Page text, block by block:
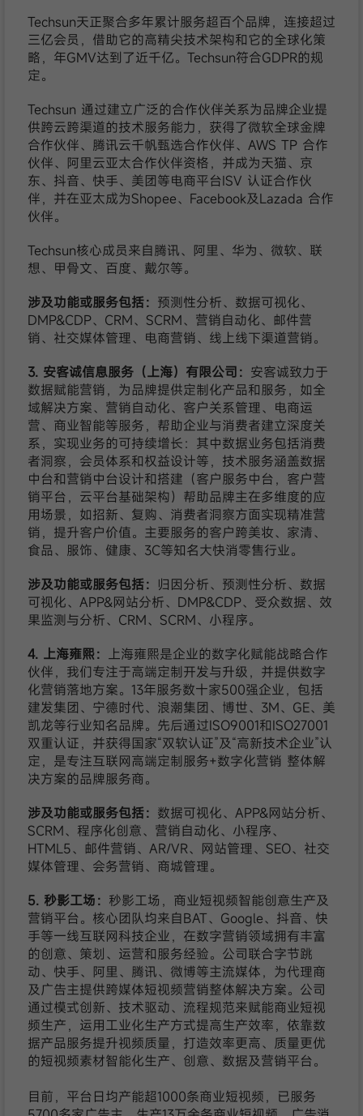
Techsun天正聚合多年累计服务超百个品牌，连接超过
三亿会员，借助它的高精尖技术架构和它的全球化策
略，年GMV达到了近千亿。Techsun符合GDPR的规
定。
Techsun 通过建立广泛的合作伙伴关系为品牌企业提
供跨云跨渠道的技术服务能力，获得了微软全球金牌
合作伙伴、腾讯云千帆甄选合作伙伴、AWS TP 合作
伙伴、阿里云亚太合作伙伴资格，并成为天猫、京
东、抖音、快手、美团等电商平台ISV 认证合作伙
伴，并在亚太成为Shopee、Facebook及Lazada 合作
伙伴。
Techsun核心成员来自腾讯、阿里、华为、微软、联
想、甲骨文、百度、戴尔等。
涉及功能或服务包括： 预测性分析、数据可视化、
DMP&CDP、CRM、SCRM、营销自动化、邮件营
销、社交媒体管理、电商营销、线上线下渠道营销。
3. 安客诚信息服务（上海）有限公司： 安客诚致力于
数据赋能营销，为品牌提供定制化产品和服务，如全
域解决方案、营销自动化、客户关系管理、电商运
营、商业智能等服务，帮助企业与消费者建立深度关
系，实现业务的可持续增长：其中数据业务包括消费
者洞察，会员体系和权益设计等，技术服务涵盖数据
中台和营销中台设计和搭建（客户服务中台，客户营
销平台，云平台基础架构）帮助品牌主在多维度的应
用场景，如招新、复购、消费者洞察方面实现精准营
销，提升客户价值。主要服务的客户跨美妆、家清、
食品、服饰、健康、3C等知名大快消零售行业。
涉及功能或服务包括： 归因分析、预测性分析、数据
可视化、APP&网站分析、DMP&CDP、受众数据、效
果监测与分析、CRM、SCRM、小程序。
4. 上海雍熙： 上海雍熙是企业的数字化赋能战略合作
伙伴，我们专注于高端定制开发与升级，并提供数字
化营销落地方案。13年服务数十家500强企业，包括
建发集团、宁德时代、浪潮集团、博世、3M、GE、美
凯龙等行业知名品牌。先后通过ISO9001和ISO27001
双重认证，并获得国家“双软认证”及“高新技术企业”认
定，是专注互联网高端定制服务+数字化营销 整体解
决方案的品牌服务商。
涉及功能或服务包括： 数据可视化、APP&网站分析、
SCRM、程序化创意、营销自动化、小程序、
HTML5、邮件营销、AR/VR、网站管理、SEO、社交
媒体管理、会务营销、商城管理。
5. 秒影工场： 秒影工场，商业短视频智能创意生产及
营销平台。核心团队均来自BAT、Google、抖音、快
手等一线互联网科技企业，在数字营销领域拥有丰富
的创意、策划、运营和服务经验。公司联合字节跳
动、快手、阿里、腾讯、微博等主流媒体，为代理商
及广告主提供跨媒体短视频营销整体解决方案。公司
通过模式创新、技术驱动、流程规范来赋能商业短视
频生产，运用工业化生产方式提高生产效率，依靠数
据产品服务提升视频质量，打造效率更高、质量更优
的短视频素材智能化生产、创意、数据及营销平台。
目前，平台日均产能超1000条商业短视频，已服务